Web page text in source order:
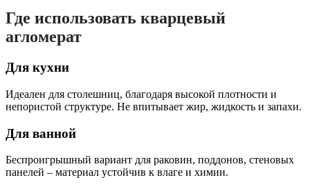
Где использовать кварцевый
агломерат
Для кухни
Идеален для столешниц, благодаря высокой плотности и
непористой структуре. Не впитывает жир, жидкость и запахи.
Для ванной
Беспроигрышный вариант для раковин, поддонов, стеновых
панелей – материал устойчив к влаге и химии.